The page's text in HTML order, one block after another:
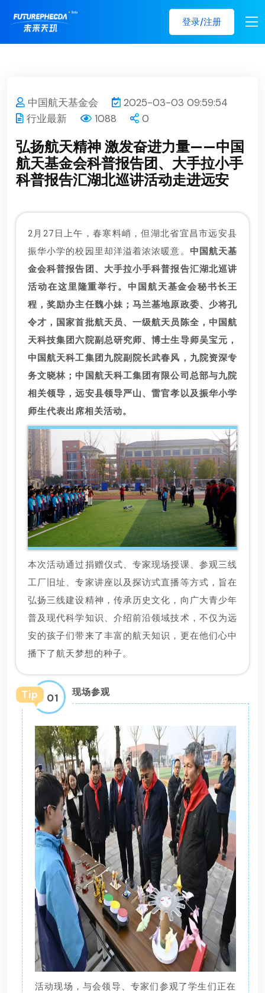
登录/注册
中国航天基金会
2025-03-03 09:59:54
行业最新
1088 0
弘扬航天精神 激发奋进力量——中国
航天基金会科普报告团、大手拉小手
科普报告汇湖北巡讲活动走进远安
2月27日上午，春寒料峭，但湖北省宜昌市远安县
振华小学的校园里却洋溢着浓浓暖意。 中国航天基
金会科普报告团、大手拉小手科普报告汇湖北巡讲
活动在这里隆重举行。中国航天基金会秘书长王
程，奖励办主任魏小妹；马兰基地原政委、少将孔
令才，国家首批航天员、一级航天员陈全，中国航
天科技集团六院副总研究师、博士生导师吴宝元，
中国航天科工集团九院副院长武春风，九院资深专
务文晓林；中国航天科工集团有限公司总部与九院
相关领导，远安县领导严山、雷官孝以及振华小学
师生代表出席相关活动。
本次活动通过捐赠仪式、专家现场授课、参观三线
工厂旧址、专家讲座以及探访式直播等方式，旨在
弘扬三线建设精神，传承历史文化，向广大青少年
普及现代科学知识、介绍前沿领域技术，不仅为远
安的孩子们带来了丰富的航天知识，更在他们心中
播下了航天梦想的种子。
Tip 01 现场参观
活动现场，与会领导、专家们参观了学生们正在